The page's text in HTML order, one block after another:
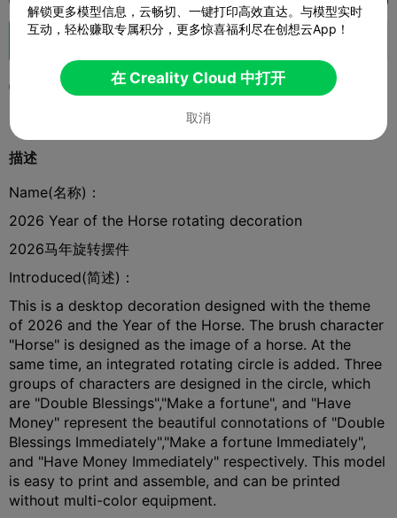
助力 79 91 11
 2026-01-22 2.3K 24
描述
Name(名称)：
2026 Year of the Horse rotating decoration
2026马年旋转摆件
Introduced(简述)：
This is a desktop decoration designed with the theme
of 2026 and the Year of the Horse. The brush character
"Horse" is designed as the image of a horse. At the
same time, an integrated rotating circle is added. Three
groups of characters are designed in the circle, which
are "Double Blessings","Make a fortune", and "Have
Money" represent the beautiful connotations of "Double
Blessings Immediately","Make a fortune Immediately",
and "Have Money Immediately" respectively. This model
is easy to print and assemble, and can be printed
without multi-color equipment.
解锁更多模型信息，云畅切、一键打印高效直达。与模型实时
互动，轻松赚取专属积分，更多惊喜福利尽在创想云App！
在 Creality Cloud 中打开
取消